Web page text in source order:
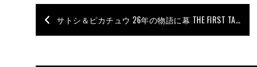
サトシ＆ピカチュウ 26年の物語に幕 THE FIRST TAKE「めざせポケモンマスター」に青山英樹が参加